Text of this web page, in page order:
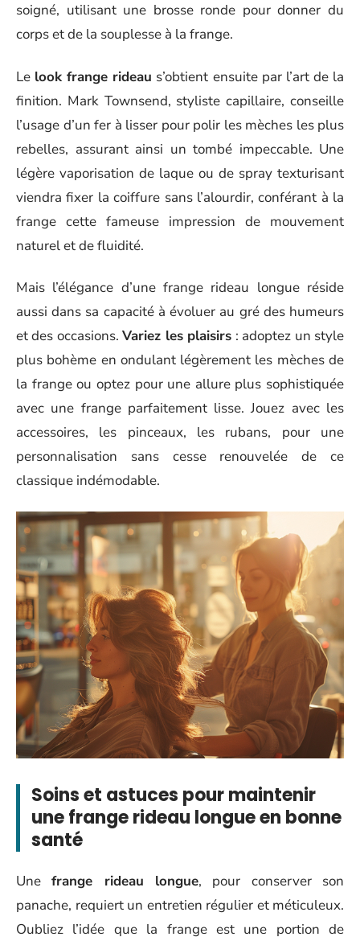
soigné, utilisant une brosse ronde pour donner du
corps et de la souplesse à la frange.
Le look frange rideau s’obtient ensuite par l’art de la
finition. Mark Townsend, styliste capillaire, conseille
l’usage d’un fer à lisser pour polir les mèches les plus
rebelles, assurant ainsi un tombé impeccable. Une
légère vaporisation de laque ou de spray texturisant
viendra fixer la coiffure sans l’alourdir, conférant à la
frange cette fameuse impression de mouvement
naturel et de fluidité.
Mais l’élégance d’une frange rideau longue réside
aussi dans sa capacité à évoluer au gré des humeurs
et des occasions.Variez les plaisirs : adoptez un style
plus bohème en ondulant légèrement les mèches de
la frange ou optez pour une allure plus sophistiquée
avec une frange parfaitement lisse. Jouez avec les
accessoires, les pinceaux, les rubans, pour une
personnalisation sans cesse renouvelée de ce
classique indémodable.
Soins et astuces pour maintenir
une frange rideau longue en bonne
santé
Unefrange rideau longue, pour conserver son
panache, requiert un entretien régulier et méticuleux.
Oubliez l’idée que la frange est une portion de